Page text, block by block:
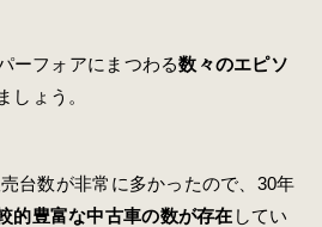
ーフォアにまつわる数々のエピソ
しょう。
台数が非常に多かったので、30年
的豊富な中古車の数が存在 してい